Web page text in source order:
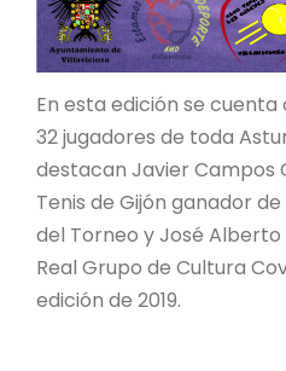
En esta edición se
32 jugadores de toda
destacan Javier Campos
Tenis de Gijón ganador
del Torneo y José Alberto
Real Grupo de Cultura
edición de 2019.